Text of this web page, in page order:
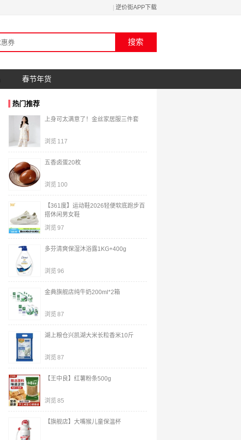
逆价街APP下载
春节年货
热门推荐
上身可太满意了！金丝家居服三件套
浏览 117
五香卤蛋20枚
浏览 100
【361度】运动鞋2026轻便软底跑步百
搭休闲男女鞋
浏览 97
多芬清爽保湿沐浴露1KG+400g
浏览 96
金典旗舰店纯牛奶200ml*2箱
浏览 87
湖上粮仓兴凯湖大米长粒香米10斤
浏览 87
【王中良】红薯粉条500g
浏览 85
【旗舰店】大嘴猴儿童保温杯